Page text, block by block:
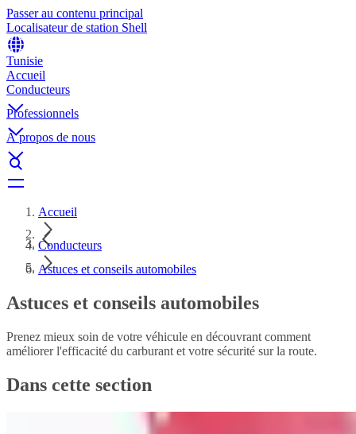
Passer au contenu principal
Localisateur de station Shell
Tunisie
Accueil
Conducteurs
Professionnels
À propos de nous
Accueil
Conducteurs
Astuces et conseils automobiles
Astuces et conseils automobiles
Prenez mieux soin de votre véhicule en découvrant comment
améliorer l'efficacité du carburant et votre sécurité sur la route.
Dans cette section